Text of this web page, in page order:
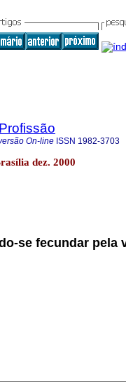
On-line ISSN 1982-3703
dez. 2000
se fecundar pela